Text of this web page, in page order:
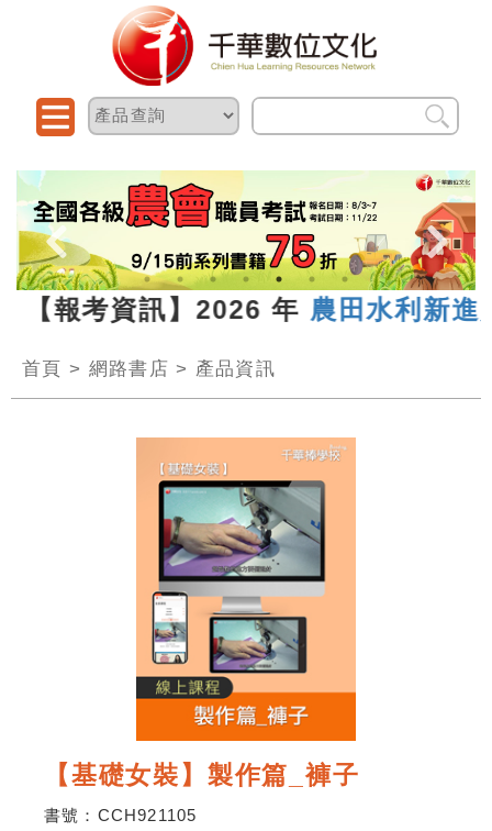
考資訊】2026 年農田水利新進人
首頁 > 網路書店 > 產品資訊
【基礎女裝】製作篇_褲子
書號： CCH921105